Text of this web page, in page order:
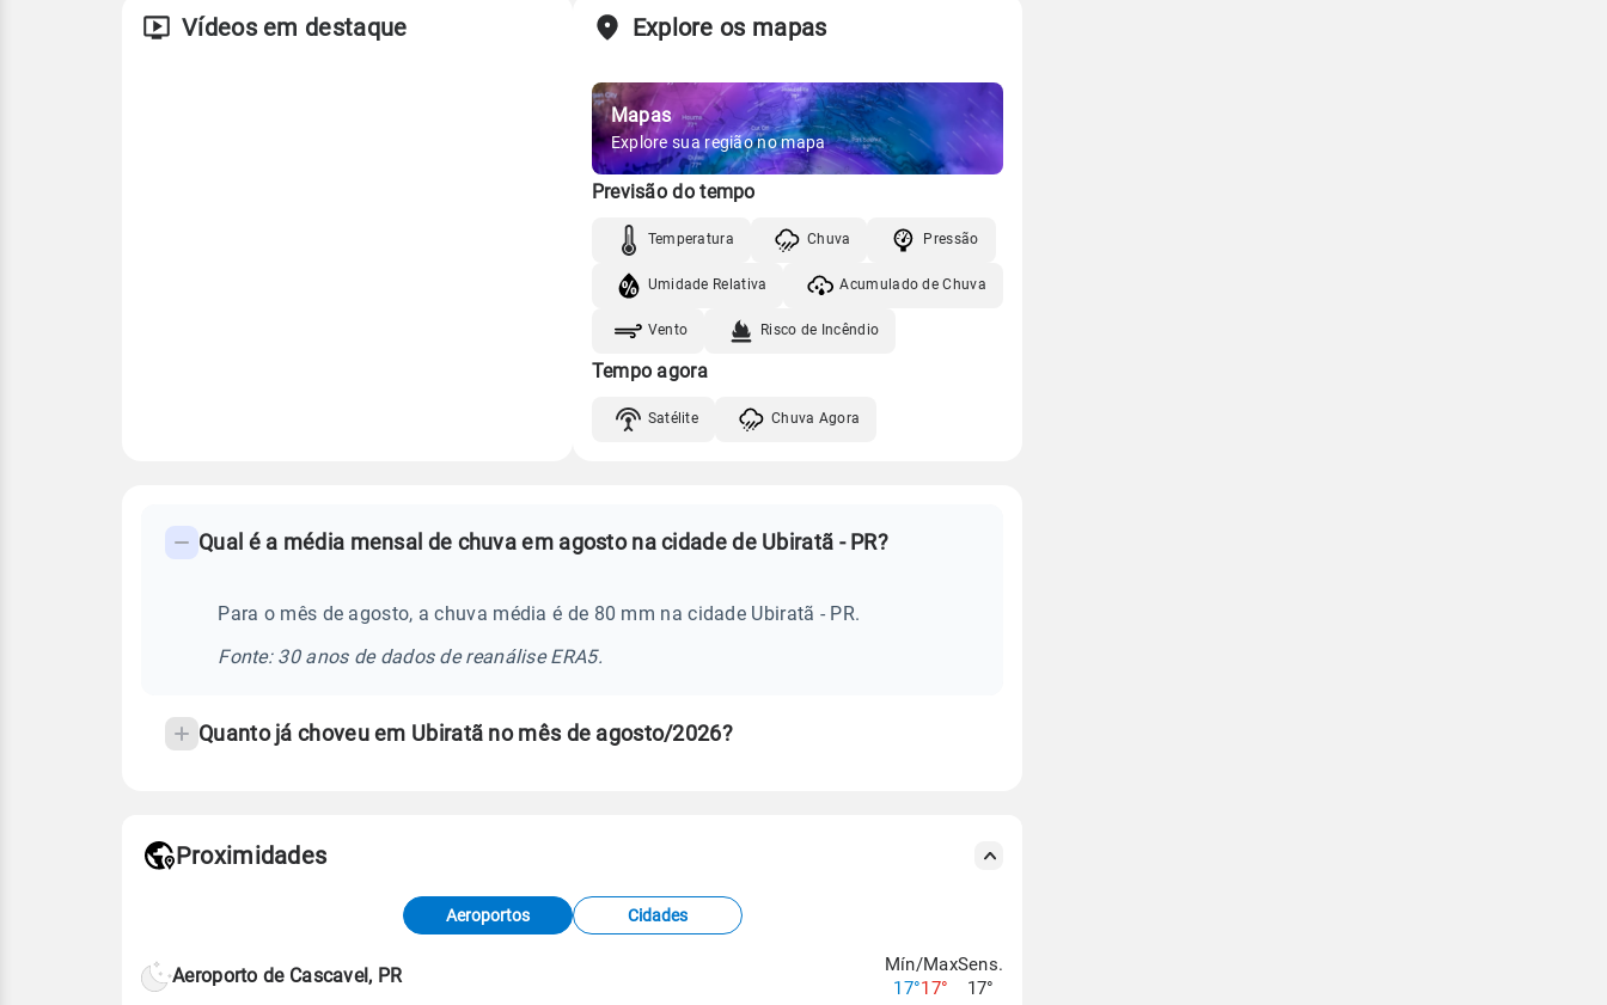
Vento Umidade
Vento
Rajada de vento
Sol
Lua
Gráfico
Vídeos em destaque Explore os mapas
Mapas
Explore sua região no mapa
Previsão do tempo
Temperatura Chuva Pressão
Umidade Relativa Acumulado de Chuva
Vento Risco de Incêndio
Tempo agora
Satélite Chuva Agora
frequentes
temperatura
Qual é a média mensal de chuva em agosto na cidade de Ubiratã - PR?
Para o mês de agosto, a chuva média é de 80 mm na cidade Ubiratã - PR.
Fonte: 30 anos de dados de reanálise ERA5.
Quanto já choveu em Ubiratã no mês de agosto/2026?
de Tempo e Estudos Climáticos (CPTEC).
Proximidades
Aeroportos Cidades
Aeroporto de Cascavel, PR
Mín/Max
17°17°
Sens.
17°